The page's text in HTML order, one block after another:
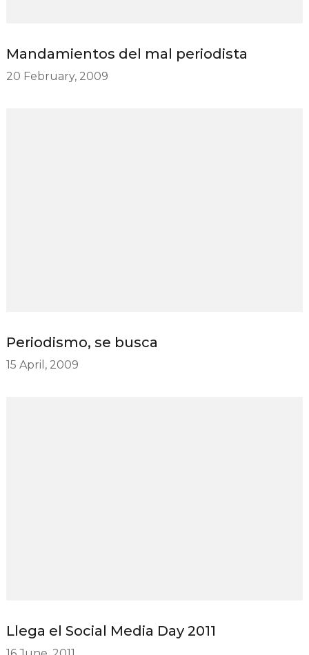
Mandamientos del mal periodista
20 February, 2009
Periodismo, se busca
15 April, 2009
Llega el Social Media Day 2011